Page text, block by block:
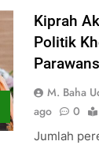
Kiprah
Politik
M. Baha
ago
0
Jumlah